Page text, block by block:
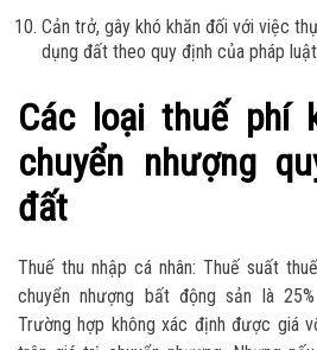
Cản trở, gây khó khăn đối với việc
dụng đất theo quy định của pháp
Các loại thuế phí
chuyển nhượng
đất
Thuế thu nhập cá nhân: Thuế suất
chuyển nhượng bất động sản là
Trường hợp không xác định được giá